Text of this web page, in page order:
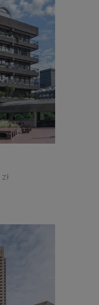
zł